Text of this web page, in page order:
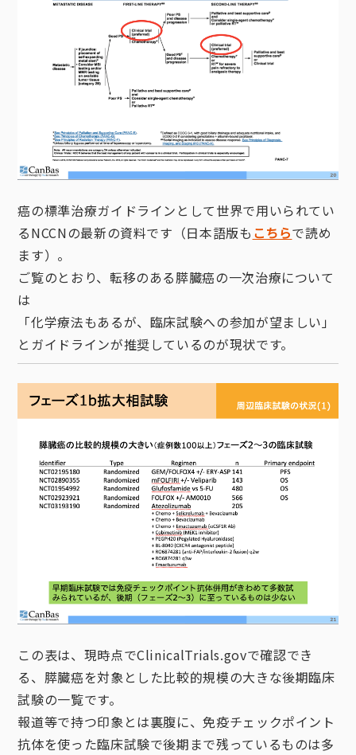
癌の標準治療ガイドラインとして世界で用いられてい
るNCCNの最新の資料です（日本語版も こちらで読め
ます）。
ご覧のとおり、転移のある膵臓癌の一次治療について
は
「化学療法もあるが、臨床試験への参加が望ましい」
とガイドラインが推奨しているのが現状です。
この表は、現時点でClinicalTrials.govで確認でき
る、膵臓癌を対象とした比較的規模の大きな後期臨床
試験の一覧です。
報道等で持つ印象とは裏腹に、免疫チェックポイント
抗体を使った臨床試験で後期まで残っているものは多